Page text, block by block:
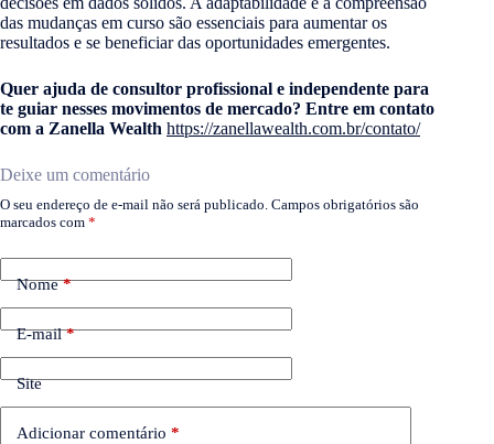
das mudanças em curso são essenciais para aumentar os
resultados e se beneficiar das oportunidades emergentes.
Quer ajuda de consultor profissional e independente para
te guiar nesses movimentos de mercado? Entre em contato
com a Zanella Wealth https://zanellawealth.com.br/contato/
Deixe um comentário
O seu endereço de e-mail não será publicado. Campos obrigatórios são
marcados com *
Nome*
E-mail*
Site
Adicionar comentário *